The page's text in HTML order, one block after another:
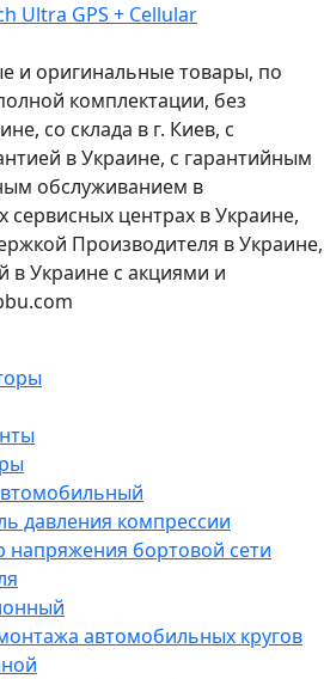
Ultra GPS + Cellular
и оригинальные товары, по
комплектации, без
со склада в г. Киев, с
в Украине, с гарантийным
обслуживанием в
сервисных центрах в Украине,
Производителя в Украине,
в Украине с акциями и
давления компрессии
напряжения бортовой сети
автомобильных кругов